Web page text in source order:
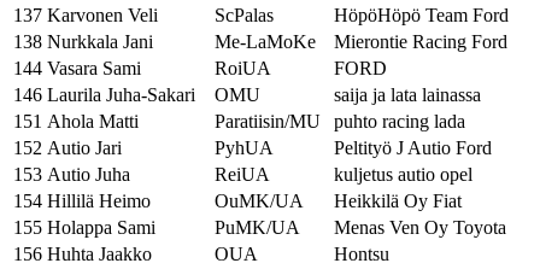
137 Karvonen Veli ScPalas
HöpöHöpö Team Ford
138 Nurkkala Jani Me-LaMoKe
Mierontie Racing Ford
144 Vasara Sami RoiUA
FORD
146 Laurila Juha-Sakari OMU
saija ja lata lainassa
151 Ahola Matti Paratiisin/MU
puhto racing lada
152 Autio Jari PyhUA
Peltityö J Autio Ford
153 Autio Juha ReiUA
kuljetus autio opel
154 Hillilä Heimo OuMK/UA
Heikkilä Oy Fiat
155 Holappa Sami PuMK/UA
Menas Ven Oy Toyota
156 Huhta Jaakko OUA
Hontsu